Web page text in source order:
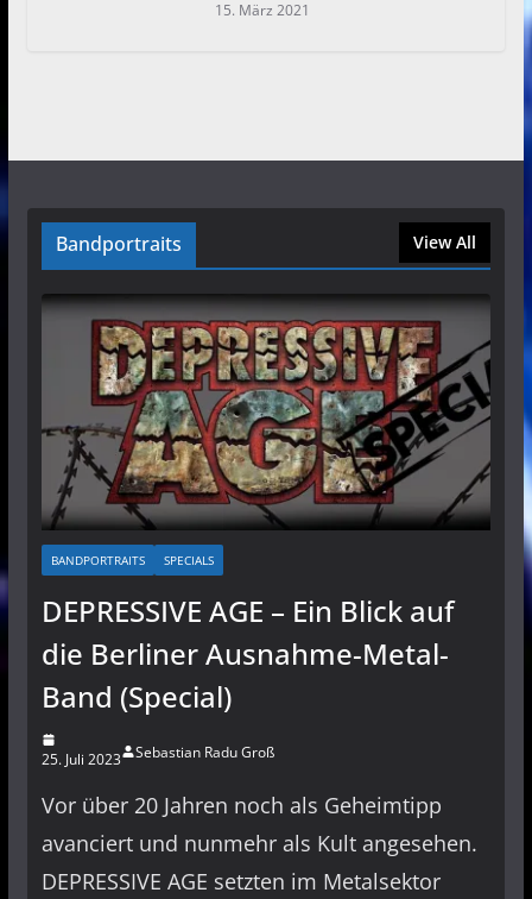
15. März 2021
Bandportraits View All
BANDPORTRAITS SPECIALS
DEPRESSIVE AGE – Ein Blick auf
die Berliner Ausnahme-Metal-
Band (Special)
25. Juli 2023 Sebastian Radu Groß
Vor über 20 Jahren noch als Geheimtipp
avanciert und nunmehr als Kult angesehen.
DEPRESSIVE AGE setzten im Metalsektor